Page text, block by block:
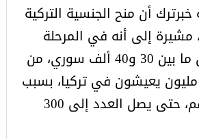
أن منح الجنسية التركية
مشيرة إلى أنه في المرحلة
الاولى، سيشمل ما بين 30 و40 ألف سوري، من
حوالى 2.7 مليون يعيشون في تركيا، بسبب
الحرب في بلادهم، حتى يصل العدد إلى 300